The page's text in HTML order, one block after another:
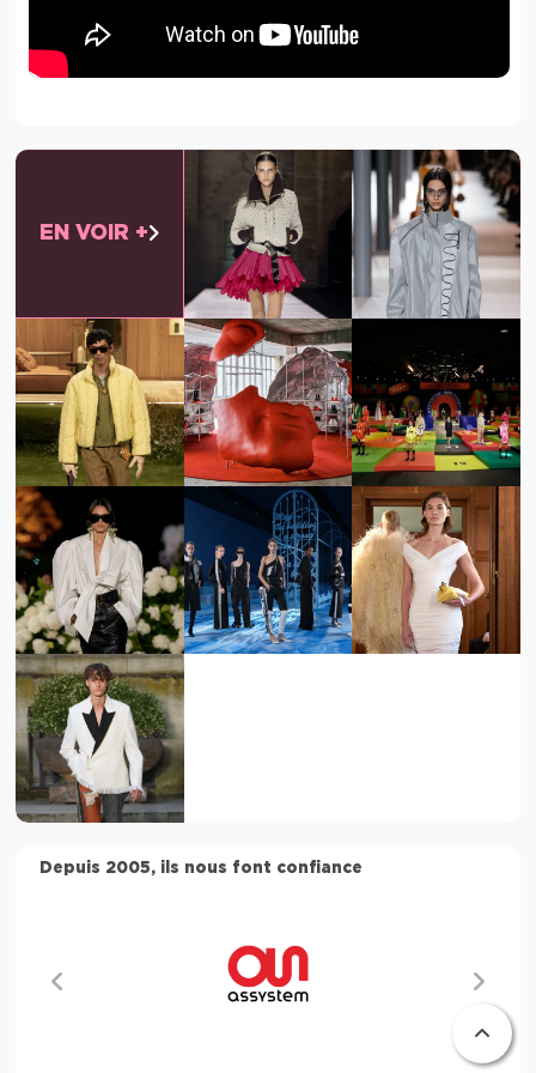
EN VOIR +
Depuis 2005, ils nous font confiance